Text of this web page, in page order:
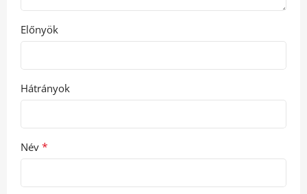
Előnyök
Hátrányok
Név *